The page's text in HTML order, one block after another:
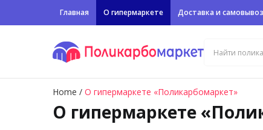
Главная О гипермаркете Доставка и самовывоз
Home / О гипермаркете «Поликарбомаркет»
О гипермаркете